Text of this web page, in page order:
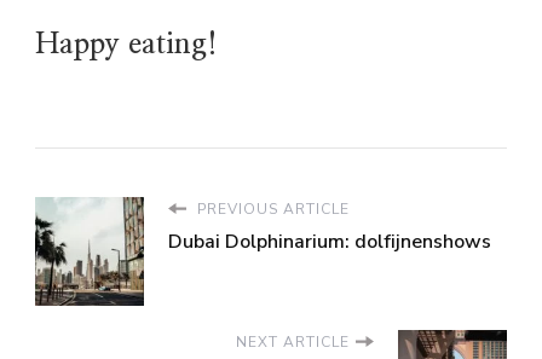
Happy eating!
PREVIOUS ARTICLE
Dubai Dolphinarium: dolfijnenshows
NEXT ARTICLE